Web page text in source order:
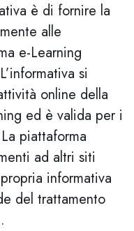
è di fornire la
alle
e-Learning
si
online della
ed è valida per i
piattaforma
ad altri siti
informativa
del trattamento